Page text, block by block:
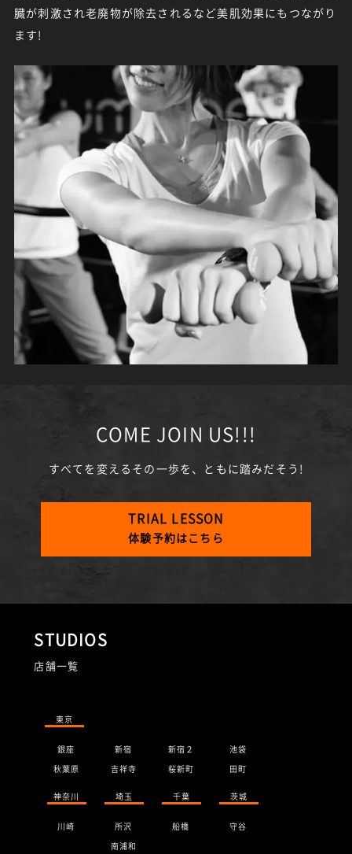
臓が刺激され老廃物が除去されるなど美肌効果にもつながり
ます!
COME JOIN US!!!
すべてを変えるその一歩を、ともに踏みだそう!
TRIAL LESSON
体験予約はこちら
STUDIOS
店舗一覧
東京
銀座 新宿 新宿２
池袋
秋葉原
吉祥寺 桜新町 田町
神奈川 埼玉 千葉 茨城
川崎 所沢 船橋
守谷
南浦和